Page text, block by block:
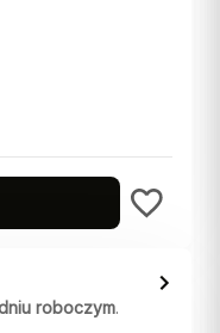
roboczym.